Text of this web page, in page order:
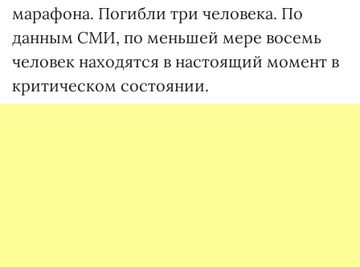
марафона. Погибли три человека. По
данным СМИ, по меньшей мере восемь
человек находятся в настоящий момент в
критическом состоянии.